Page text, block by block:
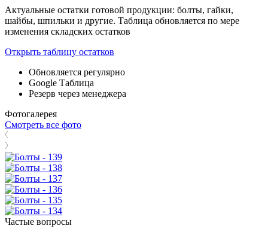
Актуальные остатки готовой продукции: болты, гайки,
шайбы, шпильки и другие. Таблица обновляется по мере
изменения складских остатков
Открыть таблицу остатков
Обновляется регулярно
Google Таблица
Резерв через менеджера
Фотогалерея
Смотреть все фото
Частые вопросы